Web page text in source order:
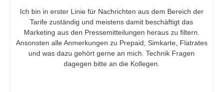
Ich bin in erster Linie für Nachrichten aus dem Bereich der
Tarife zuständig und meistens damit beschäftigt das
Marketing aus den Pressemitteilungen heraus zu filtern.
Ansonsten alle Anmerkungen zu Prepaid, Simkarte, Flatrates
und was dazu gehört gerne an mich. Technik Fragen
dagegen bitte an die Kollegen.